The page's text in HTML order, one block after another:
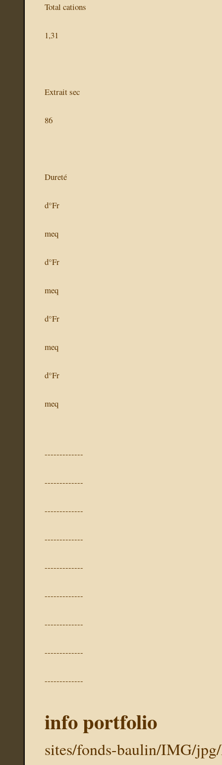
Total cations
1,31
Extrait sec
86
Dureté
d°Fr
meq
d°Fr
meq
d°Fr
meq
d°Fr
meq
-------------
-------------
-------------
-------------
-------------
-------------
-------------
-------------
-------------
info portfolio
sites/fonds-baulin/IMG/